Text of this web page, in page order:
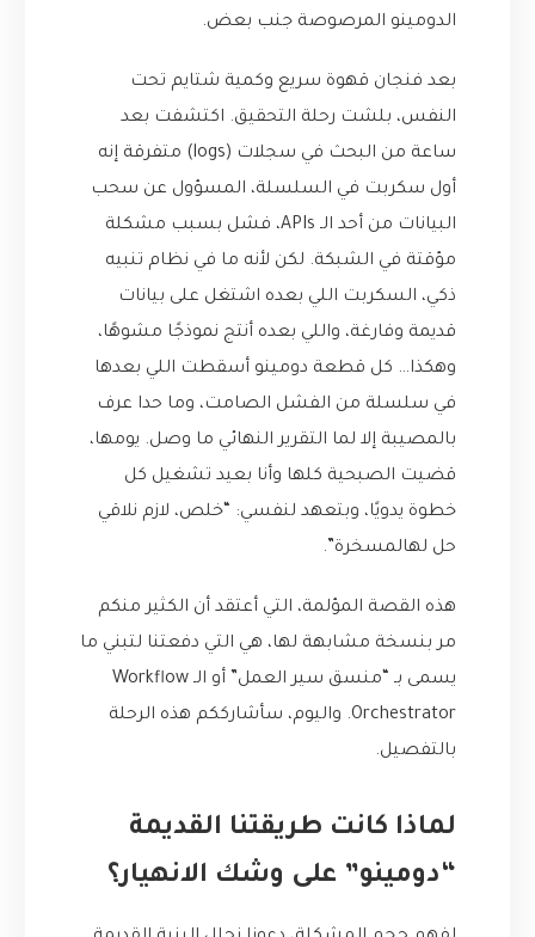
الدومينو المرصوصة جنب بعض.
بعد فنجان قهوة سريع وكمية شتايم تحت
النفس، بلشت رحلة التحقيق. اكتشفت بعد
ساعة من البحث في سجلات (logs) متفرقة إنه
أول سكربت في السلسلة، المسؤول عن سحب
البيانات من أحد الـ APIs، فشل بسبب مشكلة
مؤقتة في الشبكة. لكن لأنه ما في نظام تنبيه
ذكي، السكربت اللي بعده اشتغل على بيانات
قديمة وفارغة، واللي بعده أنتج نموذجًا مشوهًا،
وهكذا… كل قطعة دومينو أسقطت اللي بعدها
في سلسلة من الفشل الصامت، وما حدا عرف
بالمصيبة إلا لما التقرير النهائي ما وصل. يومها،
قضيت الصبحية كلها وأنا بعيد تشغيل كل
خطوة يدويًا، وبتعهد لنفسي: “خلص، لازم نلاقي
حل لهالمسخرة”.
هذه القصة المؤلمة، التي أعتقد أن الكثير منكم
مر بنسخة مشابهة لها، هي التي دفعتنا لتبني ما
يسمى بـ “منسق سير العمل” أو الـ Workflow
Orchestrator. واليوم، سأشارككم هذه الرحلة
بالتفصيل.
لماذا كانت طريقتنا القديمة
“دومينو” على وشك الانهيار؟